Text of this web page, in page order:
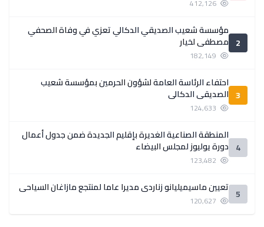
2
مؤسسة شعيب الصديقي الدكالي تعزي في وفاة الصحفي
مصطفى لخيار
3
احتفاء الرئاسة العامة لشؤون الحرمين بمؤسسة شعيب
الصديقي الدكالي
4
المنطقة الصناعية الغديرة بإقليم الجديدة ضمن جدول أعمال
دورة يوليوز لمجلس البيضاء
5 تعيين ماسيميليانو زناردي مديرا عاما لمنتجع مازاغان السياحي